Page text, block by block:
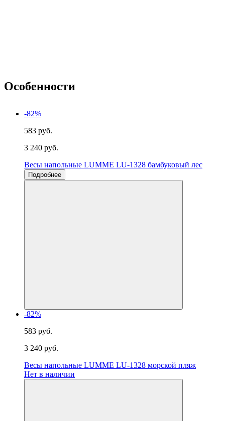
Особенности
-82%
583 руб.
3 240 руб.
Весы напольные LUMME LU-1328 бамбуковый лес
Подробнее
-82%
583 руб.
3 240 руб.
Весы напольные LUMME LU-1328 морской пляж
Нет в наличии